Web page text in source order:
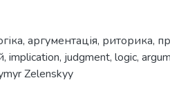
, аргументація, риторика,
, implication, judgment, logic,
Zelenskyy